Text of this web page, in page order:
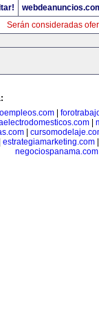
Serán consideradas
|
|
estrategiamarketing.com
negociospanama.com